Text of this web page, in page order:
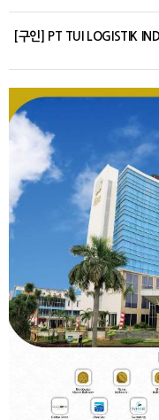
[구인] PT TUI LOGISTIK